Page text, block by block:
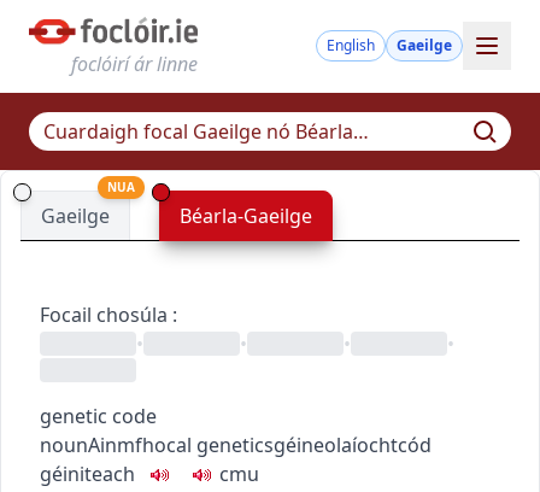
foclóirí ár linne
English Gaeilge
Gaeilge
NUA
Béarla-Gaeilge
Focail chosúla :
•
• • •
genetic code
nounAinmfhocal geneticsgéineolaíochtcód
géiniteach
cmu